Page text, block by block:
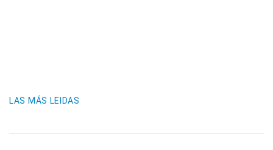
LAS MÁS LEIDAS